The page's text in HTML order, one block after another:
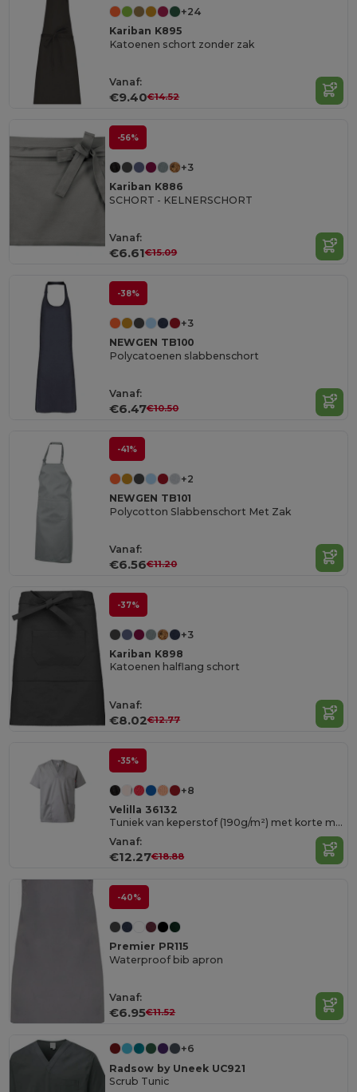
+24
Kariban K895
Katoenen schort zonder zak
Vanaf:
€9.40€14.52
-56%
+3
Kariban K886
SCHORT - KELNERSCHORT
Vanaf:
€6.61€15.09
-38%
+3
NEWGEN TB100
Polycatoenen slabbenschort
Vanaf:
€6.47€10.50
-41%
+2
NEWGEN TB101
Polycotton Slabbenschort Met Zak
Vanaf:
€6.56€11.20
-37%
+3
Kariban K898
Katoenen halflang schort
Vanaf:
€8.02€12.77
-35%
+8
Velilla 36132
Tuniek van keperstof (190g/m²) met korte mouwen, van polyester (65%) en katoen (35%)
Vanaf:
€12.27€18.88
-40%
Premier PR115
Waterproof bib apron
Vanaf:
€6.95€11.52
+6
Radsow by Uneek UC921
Scrub Tunic